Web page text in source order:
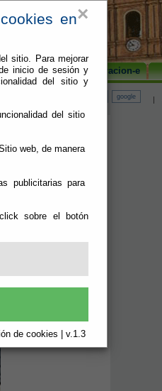
×
en
sitio. Para mejorar
inicio de sesión y
del sitio y
del sitio
web, de manera
publicitarias para
sobre el botón
de cookies | v.1.3
Administracion-e
|